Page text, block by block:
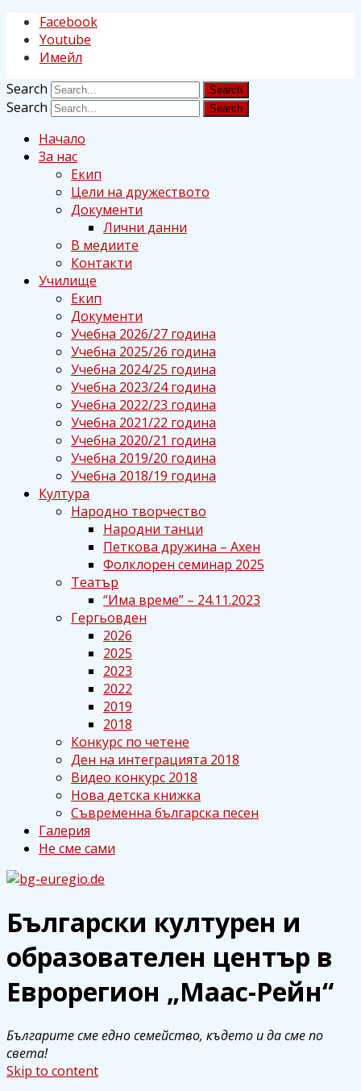
Facebook
Youtube
Имейл
Search
Search
Начало
За нас
Екип
Цели на дружеството
Документи
Лични данни
В медиите
Контакти
Училище
Екип
Документи
Учебна 2026/27 година
Учебна 2025/26 година
Учебна 2024/25 година
Учебна 2023/24 година
Учебна 2022/23 година
Учебна 2021/22 година
Учебна 2020/21 година
Учебна 2019/20 година
Учебна 2018/19 година
Култура
Народно творчество
Народни танци
Петкова дружина – Ахен
Фолклорен семинар 2025
Театър
“Има време” – 24.11.2023
Гергьовден
2026
2025
2023
2022
2019
2018
Конкурс по четене
Ден на интеграцията 2018
Видео конкурс 2018
Нова детска книжка
Съвременна българска песен
Галерия
Не сме сами
bg-euregio.de
Български културен и
образователен център в
Еврорегион „Маас-Рейн“
Български културен и
образователен център в
Еврорегион „Маас-Рейн“
Българите сме едно семейство, където и да сме по
света!
Skip to content